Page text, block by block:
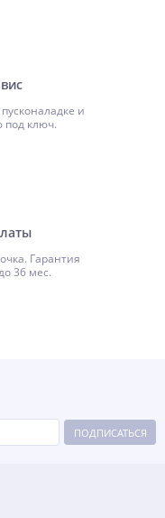
и
под ключ.
Гарантия
36 мес.
ПОДПИСАТЬСЯ